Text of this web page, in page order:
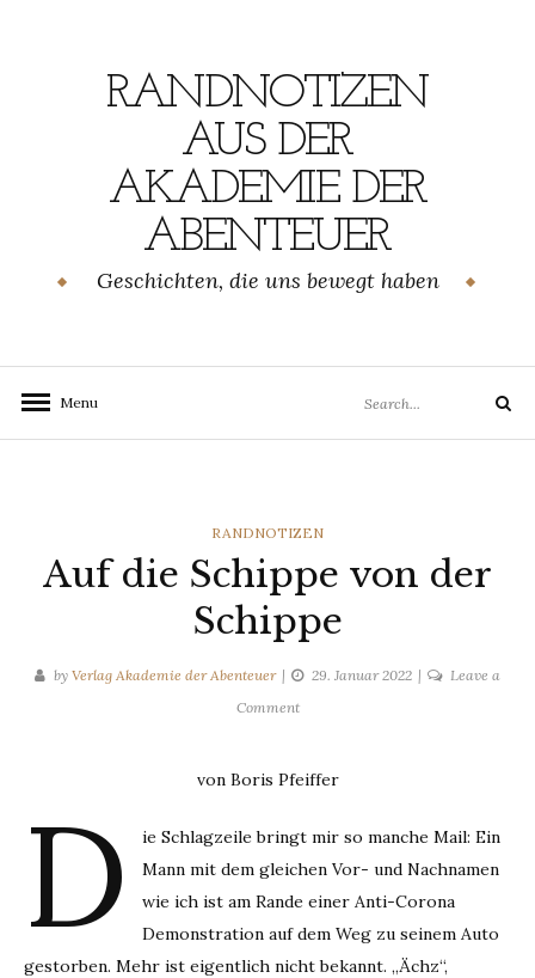
RANDNOTIZEN
AUS DER
AKADEMIE DER
ABENTEUER
Geschichten, die uns bewegt haben
Menu
for:
Search
CATEGORIES
RANDNOTIZEN
Auf die Schippe von der
Schippe
by Verlag Akademie der Abenteuer 29. Januar 2022
Leave a
Commenton
Schippe
der
Schippe
von Boris Pfeiffer
D
ie Schlagzeile bringt mir so manche Mail: Ein
Mann mit dem gleichen Vor- und Nachnamen
wie ich ist am Rande einer Anti-Corona
Demonstration auf dem Weg zu seinem Auto
gestorben. Mehr ist eigentlich nicht bekannt. „Ächz“,